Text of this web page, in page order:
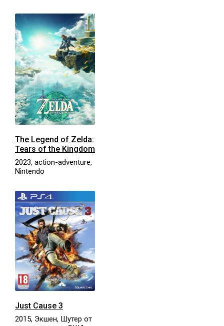
The Legend of Zelda:
Tears of the Kingdom
2023, action-adventure,
Nintendo
Just Cause 3
2015, Экшен, Шутер от